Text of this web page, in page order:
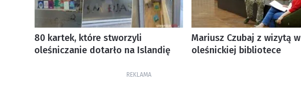
80 kartek, które stworzyli
oleśniczanie dotarło na Islandię
Mariusz Czubaj z wizytą w
oleśnickiej bibliotece
REKLAMA